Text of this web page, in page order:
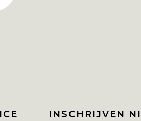
INSCHRIJVEN